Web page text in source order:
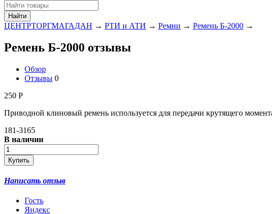
Найти
ЦЕНТРТОРГМАГАДАН → РТИ и АТИ → Ремни → Ремень Б-2000 →
Ремень Б-2000 отзывы
Обзор
Отзывы 0
250 Р
Приводной клиновый ремень используется для передачи крутящего
181-3165
В наличии
Написать отзыв
Гость
Яндекс